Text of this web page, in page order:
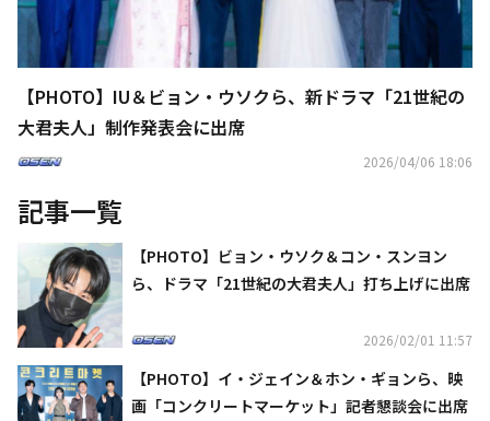
【PHOTO】IU＆ビョン・ウソクら、新ドラマ「21世紀の
大君夫人」制作発表会に出席
2026/04/06 18:06
記事一覧
【PHOTO】ビョン・ウソク＆コン・スンヨン
ら、ドラマ「21世紀の大君夫人」打ち上げに出席
2026/02/01 11:57
【PHOTO】イ・ジェイン＆ホン・ギョンら、映
画「コンクリートマーケット」記者懇談会に出席